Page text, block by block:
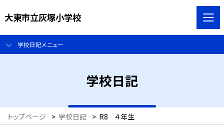
大東市立灰塚小学校
学校日記メニュー
学校日記
トップページ > 学校日記 > R8 ４年生